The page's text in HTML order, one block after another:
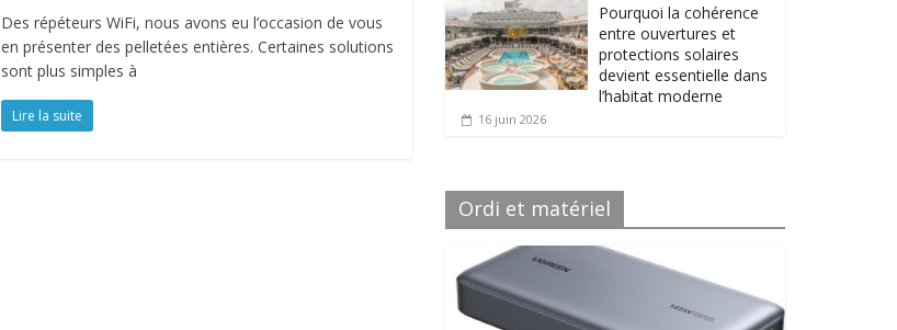
Des répéteurs WiFi, nous avons eu l’occasion de vous
en présenter des pelletées entières. Certaines solutions
sont plus simples à
Lire la suite
Pourquoi la cohérence
entre ouvertures et
protections solaires
devient essentielle dans
l’habitat moderne
16 juin 2026
Ordi et matériel